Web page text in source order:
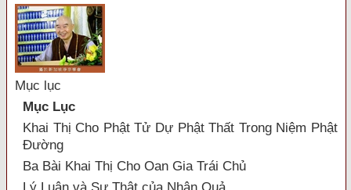
Mục lục
Mục Lục
Khai Thị Cho Phật Tử Dự Phật Thất Trong Niệm Phật
Ðường
Ba Bài Khai Thị Cho Oan Gia Trái Chủ